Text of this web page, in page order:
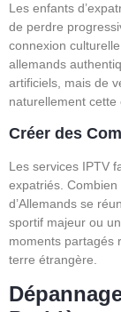
Les enfants
de perdre
connexion
allemands
artificiels, mais de
naturellement cette
Créer des
Les services IPTV
expatriés. Combien
d’Allemands se
sportif majeur ou
moments partagés
terre étrangère.